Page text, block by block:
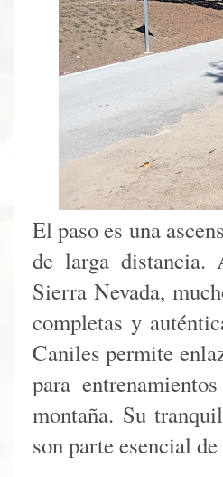
El paso es una
de larga distancia.
Sierra Nevada,
completas y
Caniles permite
para
montaña. Su
son parte esencial